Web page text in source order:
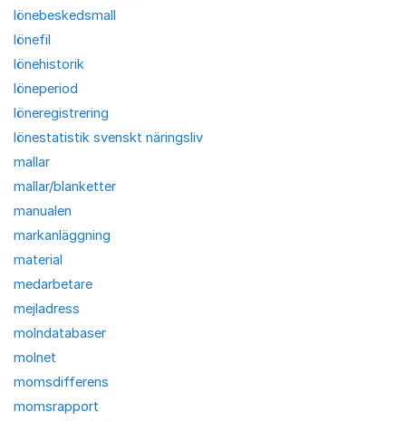
lönebeskedsmall
lönefil
lönehistorik
löneperiod
löneregistrering
lönestatistik svenskt näringsliv
mallar
mallar/blanketter
manualen
markanläggning
material
medarbetare
mejladress
molndatabaser
molnet
momsdifferens
momsrapport